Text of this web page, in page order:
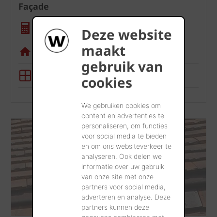
Deze website
maakt
gebruik van
cookies
We gebruiken cookies om
content en advertenties te
personaliseren, om functies
voor social media te bieden
en om ons websiteverkeer te
analyseren. Ook delen we
informatie over uw gebruik
van onze site met onze
partners voor social media,
adverteren en analyse. Deze
partners kunnen deze
Façade
Calculatrice quantité
Appli de visualisation